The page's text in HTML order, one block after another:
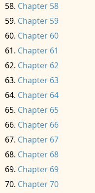
Chapter 58
Chapter 59
Chapter 60
Chapter 61
Chapter 62
Chapter 63
Chapter 64
Chapter 65
Chapter 66
Chapter 67
Chapter 68
Chapter 69
Chapter 70